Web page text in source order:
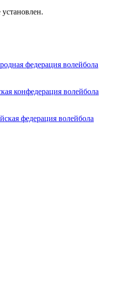
федерация волейбола
конфедерация волейбола
федерация волейбола